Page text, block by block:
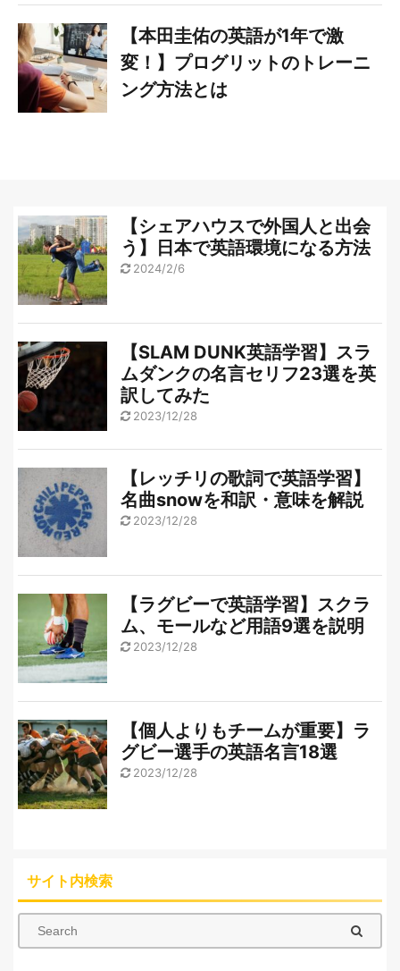
【本田圭佑の英語が1年で激
変！】プログリットのトレーニ
ング方法とは
【シェアハウスで外国人と出会
う】日本で英語環境になる方法
2024/2/6
【SLAM DUNK英語学習】スラ
ムダンクの名言セリフ23選を英
訳してみた
2023/12/28
【レッチリの歌詞で英語学習】
名曲snowを和訳・意味を解説
2023/12/28
【ラグビーで英語学習】スクラ
ム、モールなど用語9選を説明
2023/12/28
【個人よりもチームが重要】ラ
グビー選手の英語名言18選
2023/12/28
サイト内検索